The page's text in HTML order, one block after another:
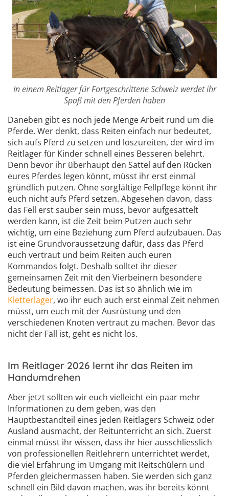
In einem Reitlager für Fortgeschrittene Schweiz werdet ihr
Spaß mit den Pferden haben
Daneben gibt es noch jede Menge Arbeit rund um die
Pferde. Wer denkt, dass Reiten einfach nur bedeutet,
sich aufs Pferd zu setzen und loszureiten, der wird im
Reitlager für Kinder schnell eines Besseren belehrt.
Denn bevor ihr überhaupt den Sattel auf den Rücken
eures Pferdes legen könnt, müsst ihr erst einmal
gründlich putzen. Ohne sorgfältige Fellpflege könnt ihr
euch nicht aufs Pferd setzen. Abgesehen davon, dass
das Fell erst sauber sein muss, bevor aufgesattelt
werden kann, ist die Zeit beim Putzen auch sehr
wichtig, um eine Beziehung zum Pferd aufzubauen. Das
ist eine Grundvoraussetzung dafür, dass das Pferd
euch vertraut und beim Reiten auch euren
Kommandos folgt. Deshalb solltet ihr dieser
gemeinsamen Zeit mit den Vierbeinern besondere
Bedeutung beimessen. Das ist so ähnlich wie im
Kletterlager, wo ihr euch auch erst einmal Zeit nehmen
müsst, um euch mit der Ausrüstung und den
verschiedenen Knoten vertraut zu machen. Bevor das
nicht der Fall ist, geht es nicht los.
Im Reitlager 2026 lernt ihr das Reiten im
Handumdrehen
Aber jetzt sollten wir euch vielleicht ein paar mehr
Informationen zu dem geben, was den
Hauptbestandteil eines jeden Reitlagers Schweiz oder
Ausland ausmacht, der Reitunterricht an sich. Zuerst
einmal müsst ihr wissen, dass ihr hier ausschliesslich
von professionellen Reitlehrern unterrichtet werdet,
die viel Erfahrung im Umgang mit Reitschülern und
Pferden gleichermassen haben. Sie werden sich ganz
schnell ein Bild davon machen, was ihr bereits könnt